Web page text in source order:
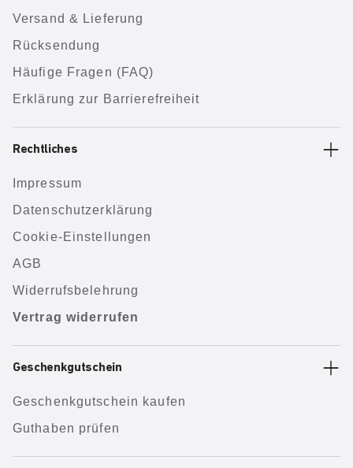
Versand & Lieferung
Rücksendung
Häufige Fragen (FAQ)
Erklärung zur Barrierefreiheit
Rechtliches
Impressum
Datenschutzerklärung
Cookie-Einstellungen
AGB
Widerrufsbelehrung
Vertrag widerrufen
Geschenkgutschein
Geschenkgutschein kaufen
Guthaben prüfen